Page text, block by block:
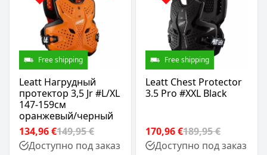
Free shipping
Leatt Нагрудный
протектор 3,5 Jr #L/XL
147-159см
оранжевый/черный
134,96 €149,95 €
Доступно под заказ
Free shipping
Leatt Chest Protector
3.5 Pro #XXL Black
170,96 €189,95 €
Доступно под заказ